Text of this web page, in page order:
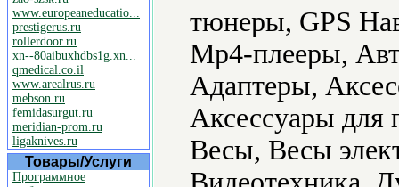
www.europeaneducatio...
prestigerus.ru
rollerdoor.ru
xn--80aibuxhdbs1g.xn...
qmedical.co.il
www.arealrus.ru
mebson.ru
femidasurgut.ru
meridian-prom.ru
ligaknives.ru
Товары/Услуги
Программное
тюнеры, GPS
Mp4-плееры,
Адаптеры,
Аксессуары для
Весы, Весы